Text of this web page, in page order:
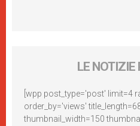
LE NOTIZIE
[wpp post_type='post' limit=4
order_by='views'
thumbnail_width=150